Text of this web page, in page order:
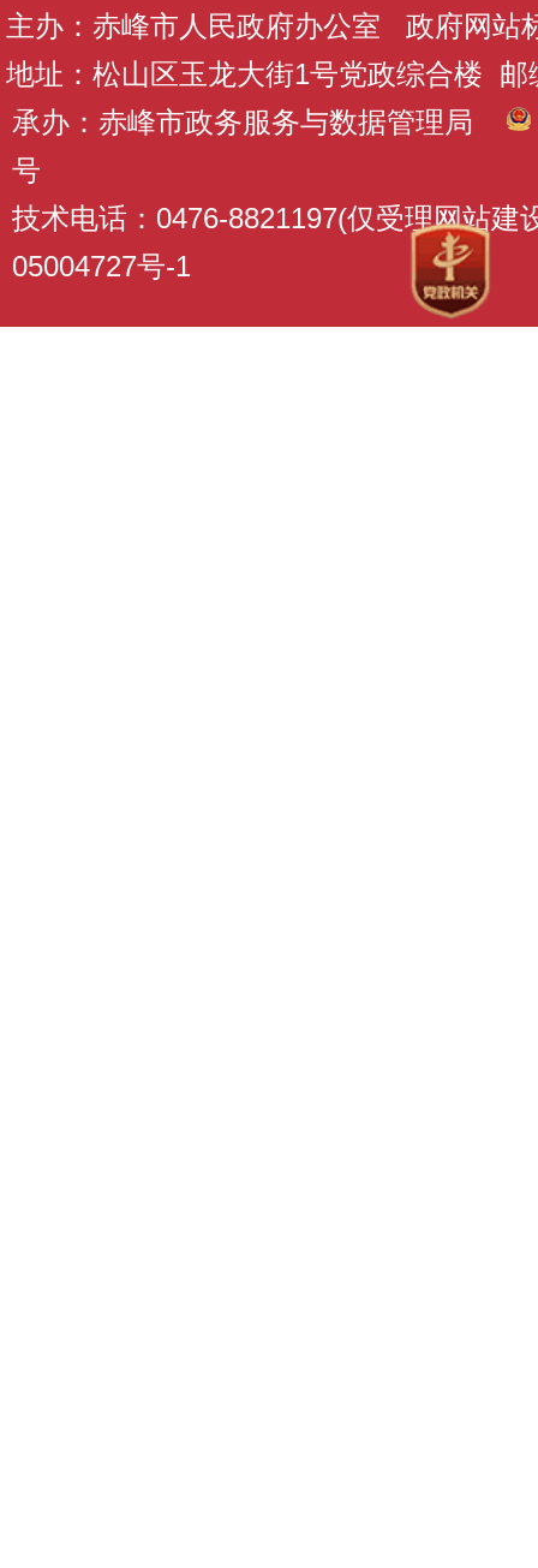
主办：赤峰市人民政府办公室 政府网站
地址：松山区玉龙大街1号党政综合楼 邮
承办：赤峰市政务服务与数据管理局
号
技术电话：0476-8821197(仅受理网站建
05004727号-1